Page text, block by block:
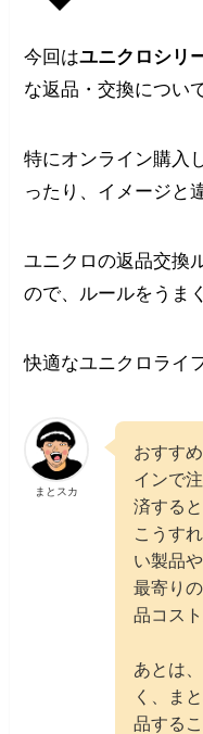
今回はユニクロシリ
な返品・交換につい
特にオンライン購入
ったり、イメージと
ユニクロの返品交換
ので、ルールをうま
快適なユニクロライ
まとスカ
おすす
インで
済する
こうす
い製品
最寄り
品コス
あとは
く、ま
品する